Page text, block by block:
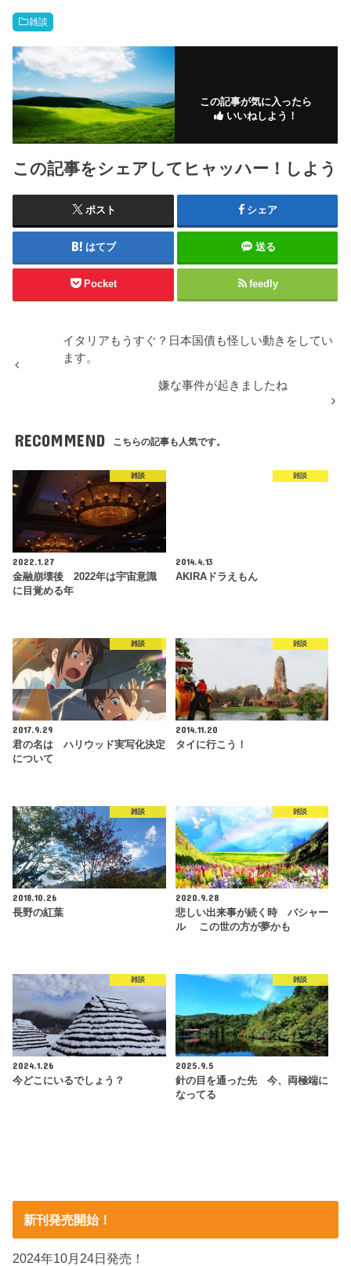
雑談
この記事が気に入ったら
いいねしよう！
この記事をシェアしてヒャッハー！しよう
ポスト シェア
はてブ 送る
Pocket feedly
イタリアもうすぐ？日本国債も怪しい動きをしてい
ます。
嫌な事件が起きましたね
RECOMMEND こちらの記事も人気です。
雑談
2022.1.27
金融崩壊後 2022年は宇宙意識
に目覚める年
雑談
2014.4.13
AKIRAドラえもん
雑談
2017.9.29
君の名は ハリウッド実写化決定
について
雑談
2014.11.20
タイに行こう！
雑談
2018.10.26
長野の紅葉
雑談
2020.9.28
悲しい出来事が続く時 バシャー
ル この世の方が夢かも
雑談
2024.1.26
今どこにいるでしょう？
雑談
2025.9.5
針の目を通った先 今、両極端に
なってる
新刊発売開始！
2024年10月24日発売！